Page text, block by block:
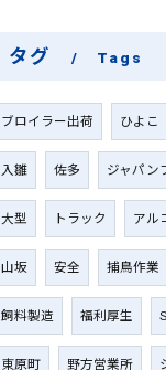
タグ Tags
ブロイラー出荷 ひよこ
入雛 佐多 ジャパン
大型 トラック アル
山坂 安全 捕鳥作業
飼料製造 福利厚生
東原町 野方営業所